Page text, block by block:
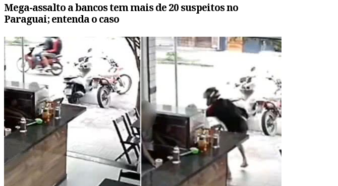
Mega-assalto a bancos tem mais de 20 suspeitos no
Paraguai; entenda o caso